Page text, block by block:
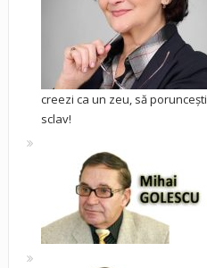
creezi ca un zeu, să
sclav!